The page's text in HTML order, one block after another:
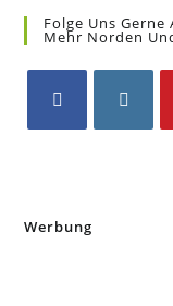
Folge Uns
Mehr Norden
Werbung